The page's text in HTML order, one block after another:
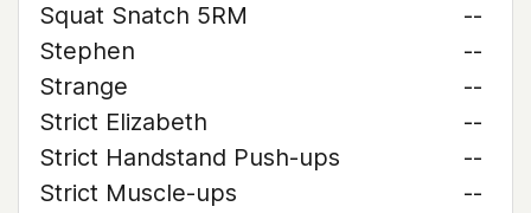
Squat Snatch 5RM
--
Stephen
--
Strange
--
Strict Elizabeth
--
Strict Handstand Push-ups
--
Strict Muscle-ups
--